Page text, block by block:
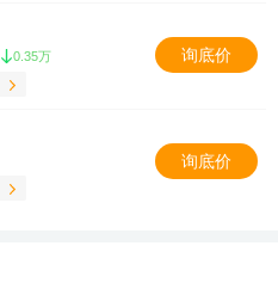
0.35万
询底价
询底价